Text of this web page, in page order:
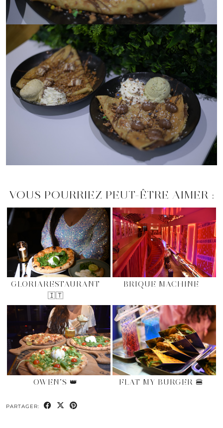
VOUS POURRIEZ PEUT-ÊTRE AIMER :
GLORIARESTAURANT
🇮🇹
BRIQUE MACHINE
OWEN’S 👑 FLAT MY BURGER 🍔
PARTAGER: